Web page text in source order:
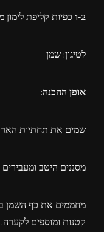
1-2 כפיות קליפת לימון מגוררת
לטיגון: שמן
אופן ההכנה:
שמים את תחתיות הארטישוק בסיר,
מסננים היטב
מחממים את כף השמן
קטנות ומוספים לקערה.